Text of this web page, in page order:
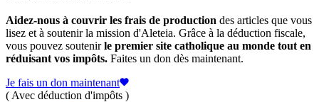
Aidez-nous à couvrir les frais de production des articles que vous
lisez et à soutenir la mission d'Aleteia. Grâce à la déduction fiscale,
vous pouvez soutenirle premier site catholique au monde tout en
réduisant vos impôts. Faites un don dès maintenant.
Je fais un don maintenant
( Avec déduction d'impôts )